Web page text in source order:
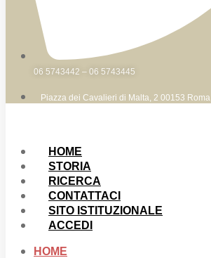
06 5743442 – 06 5743445
Piazza dei Cavalieri di Malta, 2 00153 Roma
HOME
STORIA
RICERCA
CONTATTACI
SITO ISTITUZIONALE
ACCEDI
HOME